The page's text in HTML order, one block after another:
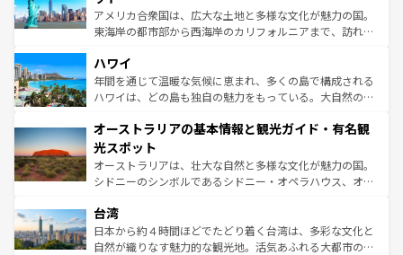
ことができる。国民の所得が高いため物価も高いが、旅行
者向けの交通パス提供のサービスもあり、うまく活用すれ
着のスイス情報は
アメリカ合衆国は、広大な土地と多様な文化が魅力の国。
東海岸の都市部から西海岸のカリフォルニアまで、訪れる
のような巨大都市は、観光、ショッピング、エンターテイ
ンメントが詰まった刺激的なスポットだ。一方、アメリカ
西部には大自然が広がり、グランドキャニオンやイエロー
部のニューオーリンズでは、音楽と美食が融合した独特の
文化が魅力。旅行者はアメリカの各地域で異なる魅力を楽
しみながら、その多様性と豊かな歴史を感じることができ
るだろう。車でのロードトリップや列車の旅も、アメリカ
情報は
ハワイ
年間を通じて温暖な気候に恵まれ、多くの島で構成される
ハワイは、どの島も独自の魅力をもっている。大自然の神
ワイ島は見逃せない。また、定番の観光地といえばオアフ
島だが、静かな自然を求めるならマウイ島やカウアイ島が
おすすめ。エメラルドグリーンに輝く海をはじめ、豊かな
文化や歴史が息づいている。「アロハスピリット」と呼ば
人々、おいしいローカルフードやハワイアンミュージッ
ク、伝統的なフラダンスなど、すべてがハワイの魅力を彩
っている。訪れるたびに新しい発見と感動が待っているハ
オーストラリアの基本情報と観光ガイド・有名観
光スポット
オーストラリアは、壮大な自然と多様な文化が魅力の国。
シドニーのシンボルであるシドニー・オペラハウス、オー
リアリーフや大陸中央部にそびえるウルル（エアーズロッ
ク）、タスマニアの美しい原生林やケアンズの熱帯雨林な
ど、見どころがたくさん。また、カフェやワイン、オージ
台湾
日本から約４時間ほどでたどり着く台湾は、多彩な文化と
自然が織りなす魅力的な観光地。活気あふれる大都市の台